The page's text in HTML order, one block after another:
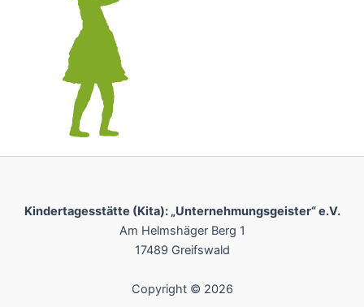
Kindertagesstätte (Kita): „Unternehmungsgeister“ e.V.
Am Helmshäger Berg 1
17489 Greifswald
Copyright © 2026